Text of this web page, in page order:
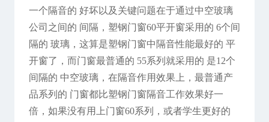
一个隔音的 好坏以及关键问题在于通过中空玻璃
公司之间的 间隔，塑钢门窗60平开窗采用的 6个间
隔的 玻璃，这算是塑钢门窗中隔音性能最好的 平
开窗了，而门窗最普通的 55系列就采用的 是12个
间隔的 中空玻璃，在隔音作用效果上，最普通产
品系列的 门窗都比塑钢门窗隔音工作效果好一
倍，如果没有用上门窗60系列，或者学生更好的